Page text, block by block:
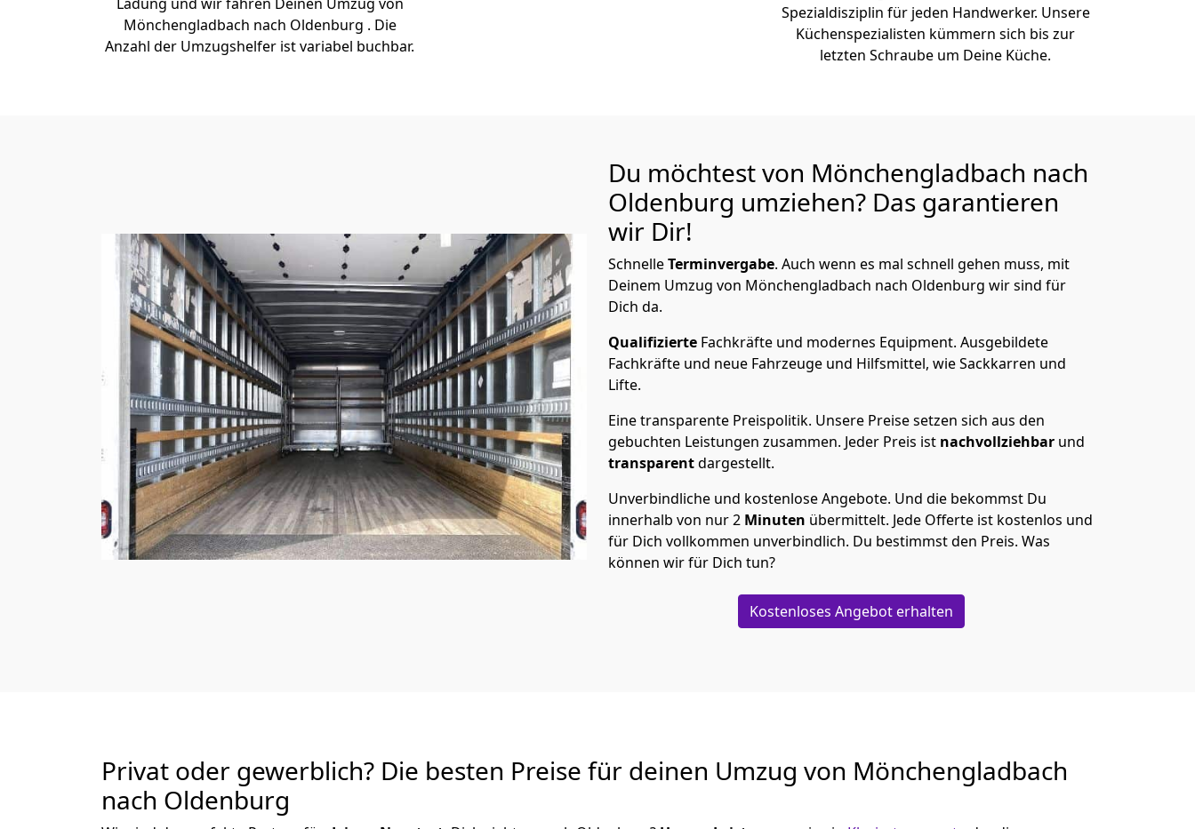
Mönchen­gladbach nach Oldenburg . Die
Anzahl der Umzugshelfer ist variabel buchbar.
Spezialdisziplin für jeden Handwerker. Unsere
Küchenspezialisten kümmern sich bis zur
letzten Schraube um Deine Küche.
Du möchtest von Mönchen­gladbach nach
Oldenburg umziehen? Das garantieren
wir Dir!
SchnelleTerminvergabe. Auch wenn es mal schnell gehen muss, mit
Deinem Umzug von Mönchen­gladbach nach Oldenburg wir sind für
Dich da.
Qualifizierte Fachkräfte und modernes Equipment. Ausgebildete
Fachkräfte und neue Fahrzeuge und Hilfsmittel, wie Sackkarren und
Lifte.
Eine transparente Preispolitik. Unsere Preise setzen sich aus den
gebuchten Leistungen zusammen. Jeder Preis ist nachvollziehbar und
transparentdargestellt.
Unverbindliche und kostenlose Angebote. Und die bekommst Du
innerhalb von nur2 Minuten übermittelt. Jede Offerte ist kostenlos und
für Dich vollkommen unverbindlich. Du bestimmst den Preis. Was
können wir für Dich tun?
Kostenloses Angebot erhalten
Privat oder gewerblich? Die besten Preise für deinen Umzug von Mönchen­gladbach
nach Oldenburg